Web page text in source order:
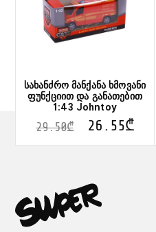
სახანძრო მანქანა ხმოვანი
ფუნქციით და განათებით
1:43 Johntoy
29.50₾ 26.55₾